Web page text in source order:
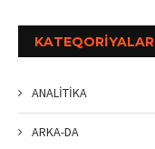
KATEQORIYALAR
ANALİTİKA
ARKA-DA